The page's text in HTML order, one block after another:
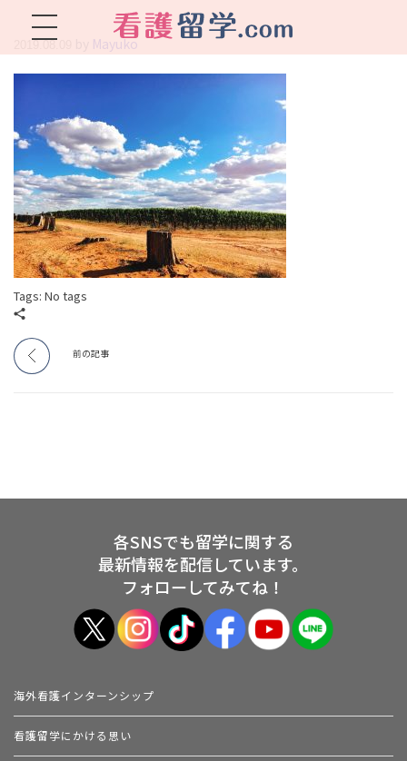
Mayuko
Tags: No tags
前の記事
各SNSでも留学に関する
最新情報を配信しています。
フォローしてみてね！
海外看護インターンシップ
看護留学にかける思い